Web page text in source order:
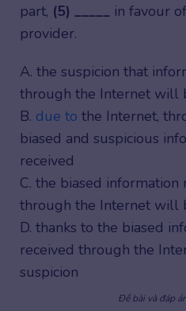
part, (5) _____ in favour
provider.
A. the suspicion that
through the Internet will
B. due to the Internet,
biased and suspicious
received
C. the biased information
through the Internet will
D. thanks to the biased
received through the
suspicion
Đề bài và đáp